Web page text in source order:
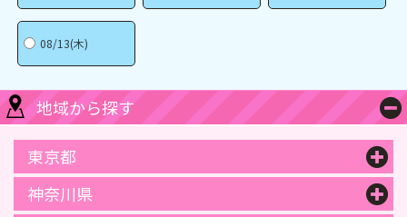
08/13(木)
地域から探す
東京都
神奈川県